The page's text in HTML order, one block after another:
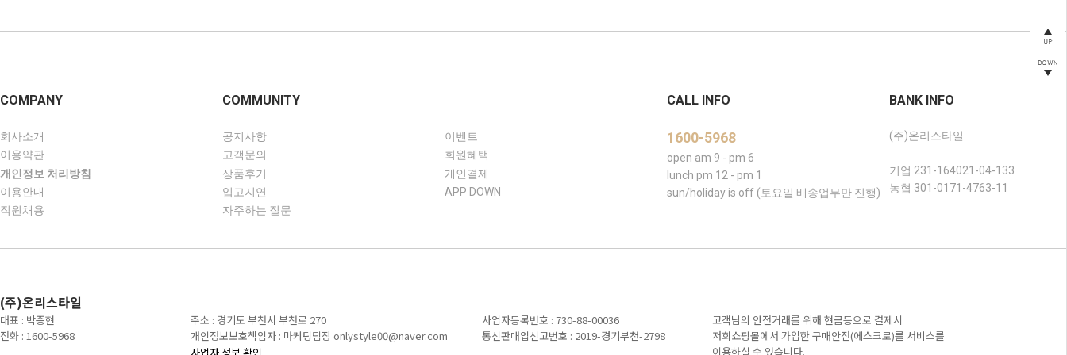
COMPANY
회사소개
이용약관
개인정보 처리방침
이용안내
직원채용
COMMUNITY
공지사항
고객문의
상품후기
입고지연
자주하는 질문
이벤트
회원혜택
개인결제
APP DOWN
CALL INFO
1600-5968
open am 9 - pm 6
lunch pm 12 - pm 1
sun/holiday is off (토요일 배송업무만 진행)
BANK INFO
(주)온리스타일
기업 231-164021-04-133
농협 301-0171-4763-11
(주)온리스타일
대표 : 박종현
전화 : 1600-5968
주소 : 경기도 부천시 부천로 270
개인정보보호책임자 : 마케팅팀장 onlystyle00@naver.com
사업자등록번호 : 730-88-00036
통신판매업신고번호 : 2019-경기부천-2798
고객님의 안전거래를 위해 현금등으로 결제시
저희쇼핑몰에서 가입한 구매안전(에스크로)를 서비스를
이용하실 수 있습니다.